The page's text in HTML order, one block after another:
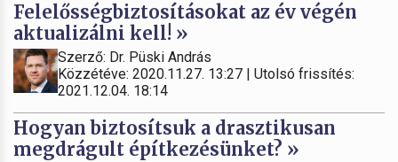
Felelősségbiztosításokat az év végén
aktualizálni kell! »
Szerző: Dr. Püski András
Közzétéve: 2020.11.27. 13:27 | Utolsó frissítés:
2021.12.04. 18:14
Hogyan biztosítsuk a drasztikusan
megdrágult építkezésünket? »